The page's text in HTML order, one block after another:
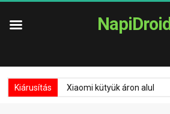
NapiDroid
Kiárusítás Xiaomi kütyük áron alul